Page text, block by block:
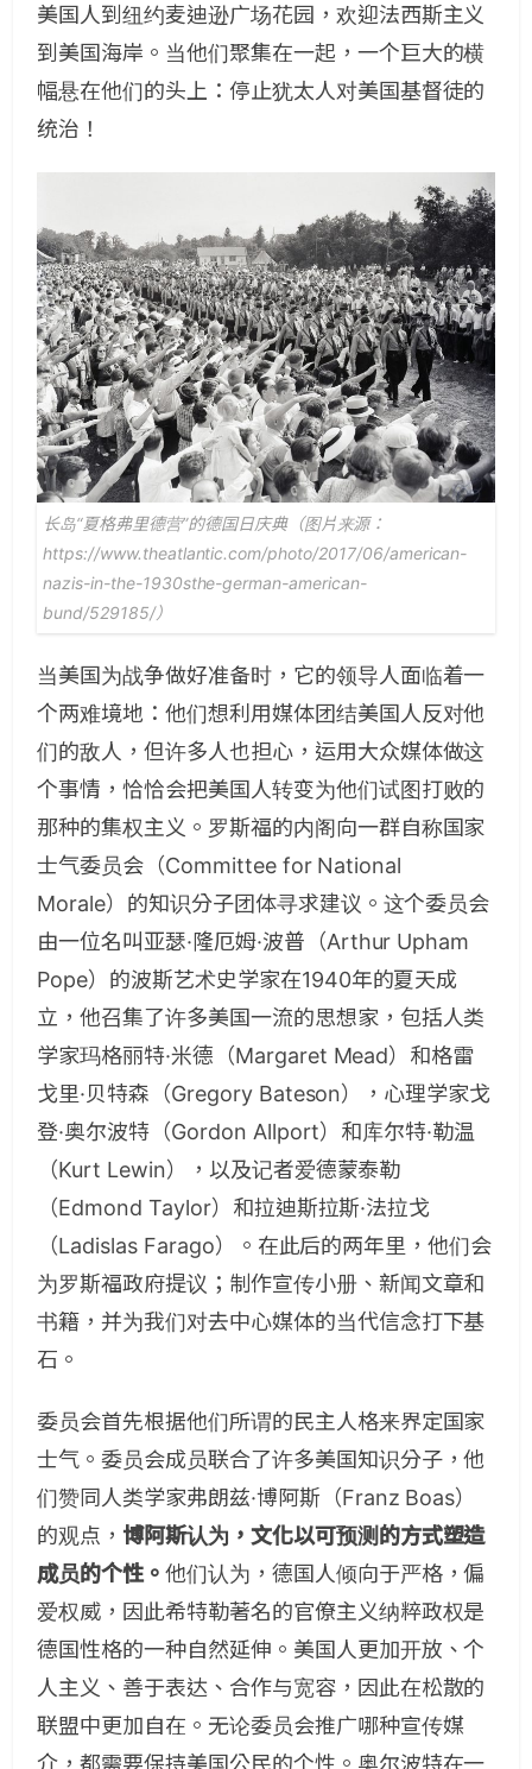
美国人到纽约麦迪逊广场花园，欢迎法西斯主义
到美国海岸。当他们聚集在一起，一个巨大的横
幅悬在他们的头上：停止犹太人对美国基督徒的
统治！
长岛“夏格弗里德营”的德国日庆典（图片来源：
https://www.theatlantic.com/photo/2017/06/american-
nazis-in-the-1930sthe-german-american-
bund/529185/）
当美国为战争做好准备时，它的领导人面临着一
个两难境地：他们想利用媒体团结美国人反对他
们的敌人，但许多人也担心，运用大众媒体做这
个事情，恰恰会把美国人转变为他们试图打败的
那种的集权主义。罗斯福的内阁向一群自称国家
士气委员会（Committee for National
Morale）的知识分子团体寻求建议。这个委员会
由一位名叫亚瑟·隆厄姆·波普（Arthur Upham
Pope）的波斯艺术史学家在1940年的夏天成
立，他召集了许多美国一流的思想家，包括人类
学家玛格丽特·米德（Margaret Mead）和格雷
戈里·贝特森（Gregory Bateson），心理学家戈
登·奥尔波特（Gordon Allport）和库尔特·勒温
（Kurt Lewin），以及记者爱德蒙泰勒
（Edmond Taylor）和拉迪斯拉斯·法拉戈
（Ladislas Farago）。在此后的两年里，他们会
为罗斯福政府提议；制作宣传小册、新闻文章和
书籍，并为我们对去中心媒体的当代信念打下基
石。
委员会首先根据他们所谓的民主人格来界定国家
士气。委员会成员联合了许多美国知识分子，他
们赞同人类学家弗朗兹·博阿斯（Franz Boas）
的观点， 博阿斯认为，文化以可预测的方式塑造
成员的个性。 他们认为，德国人倾向于严格，偏
爱权威，因此希特勒著名的官僚主义纳粹政权是
德国性格的一种自然延伸。美国人更加开放、个
人主义、善于表达、合作与宽容，因此在松散的
联盟中更加自在。无论委员会推广哪种宣传媒
介，都需要保持美国公民的个性。奥尔波特在一